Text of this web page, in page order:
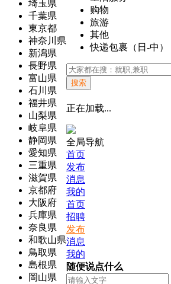
埼玉県
千葉県
東京都
神奈川県
新潟県
長野県
富山県
石川県
福井県
山梨県
岐阜県
静岡県
愛知県
三重県
滋賀県
京都府
大阪府
兵庫県
奈良県
和歌山県
鳥取県
島根県
岡山県
购物
旅游
其他
快递包裹（日-中）
搜索
正在加载...
全局导航
首页
发布
消息
我的
首页
招聘
发布
消息
我的
随便说点什么